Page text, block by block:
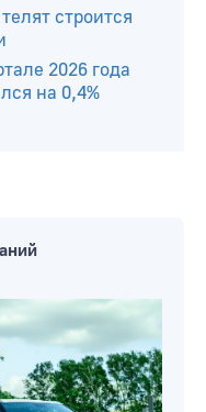
строится
2026 года
на 0,4%